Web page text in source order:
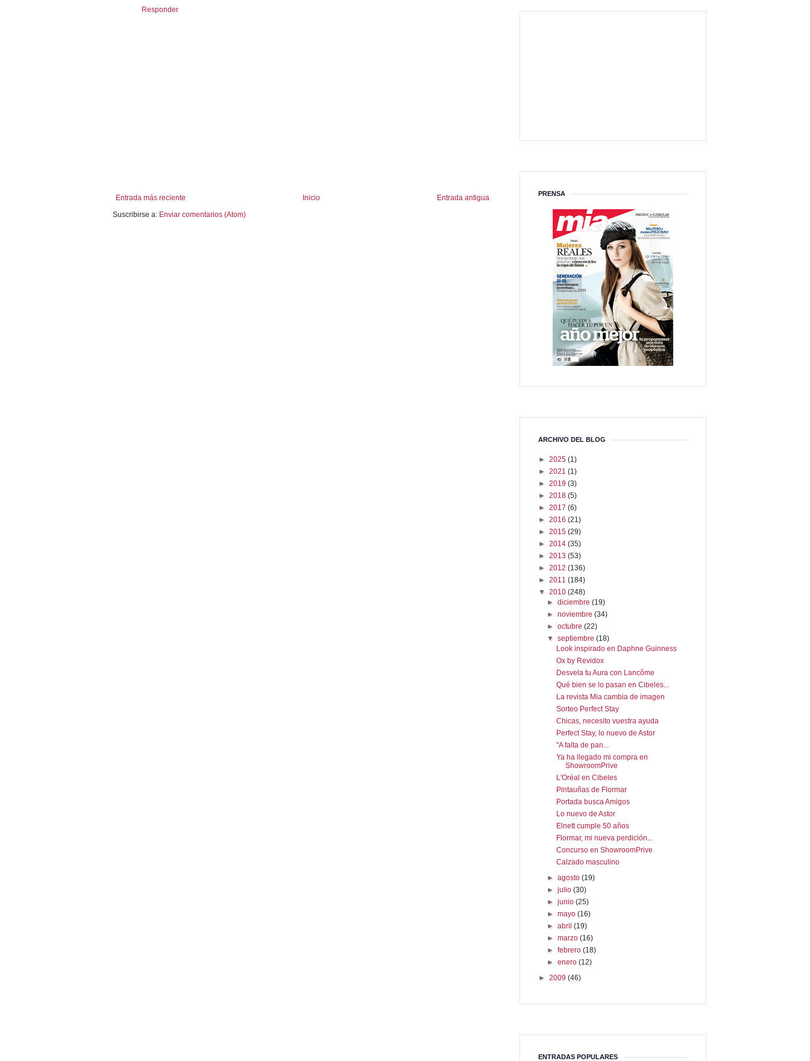
Responder
Entrada más reciente Entrada antigua
Inicio
Suscribirse a: Enviar comentarios (Atom)
PRENSA
ARCHIVO DEL BLOG
► 2025 (1)
► 2021 (1)
► 2019 (3)
► 2018 (5)
► 2017 (6)
► 2016 (21)
► 2015 (29)
► 2014 (35)
► 2013 (53)
► 2012 (136)
► 2011 (184)
▼ 2010 (248)
►diciembre(19)
►noviembre(34)
►octubre(22)
▼septiembre(18)
Look inspirado en Daphne Guinness
Ox by Revidox
Desvela tu Aura con Lancôme
Qué bien se lo pasan en Cibeles...
La revista Mia cambia de imagen
Sorteo Perfect Stay
Chicas, necesito vuestra ayuda
Perfect Stay, lo nuevo de Astor
"A falta de pan...
Ya ha llegado mi compra en
ShowroomPrive
L'Oréal en Cibeles
Pintauñas de Flormar
Portada busca Amigos
Lo nuevo de Astor
Elnett cumple 50 años
Flormar, mi nueva perdición...
Concurso en ShowroomPrive
Calzado masculino
►agosto(19)
►julio(30)
►junio(25)
►mayo(16)
►abril(19)
►marzo(16)
►febrero(18)
►enero(12)
► 2009 (46)
ENTRADAS POPULARES